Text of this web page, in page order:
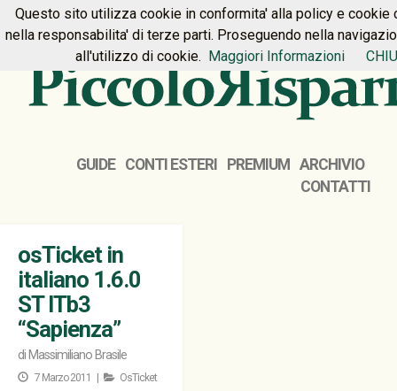
HOME PREMIUM CONTATTI
GUIDE CONTI ESTERI PREMIUM
ARCHIVIO
CONTATTI
osTicket in
italiano 1.6.0
ST ITb3
“Sapienza”
di Massimiliano Brasile
7 Marzo 2011 | OsTicket
Questo sito utilizza cookie in conformita' alla policy e cookie
nella responsabilita' di terze parti. Proseguendo nella
all'utilizzo di cookie. Maggiori Informazioni